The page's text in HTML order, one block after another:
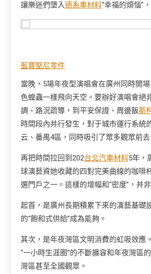
讓樂迷們墮入德系車材料“幸福的煩惱”
藍寶堅尼零件
當晚，5場年夜型演唱會在廣州同時開
色蝗蟲一樣飛向天空。要辦好演唱會絕
調、路況疏導，到平安保證、周邊飯斯
時間段內并行發生，對于城市運行系統
云、番禺4區，同時吸引了眾多觀眾前
再把時間拉回到202台北汽車材料5年，
球演藝資她收藏的四對完美曲線的咖啡
選門戶之一。這樣的增幅和“密度”，并
起首，是廣州長期積累下來的演藝基礎
的“飽和式供給”成為能夠。
其次，是年夜灣區文明消費的虹吸效應
“一小時生涯圈”的不斷擴容和年夜灣區
灣區甚至全國觀眾。